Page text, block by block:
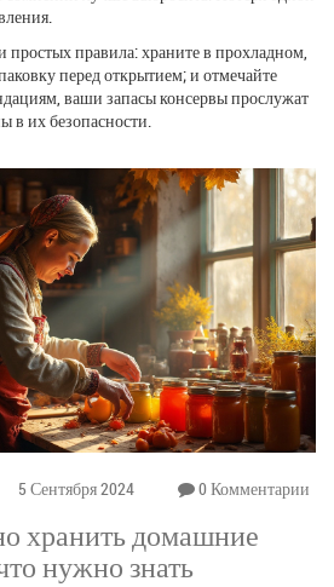
правила: храните в прохладном,
перед открытием; и отмечайте
ваши запасы консервы прослужат
в их безопасности.
5 Сентября 2024 0 Комментарии
хранить домашние
нужно знать